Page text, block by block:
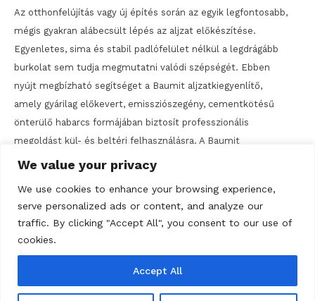
We value your privacy
We use cookies to enhance your browsing experience,
serve personalized ads or content, and analyze our
traffic. By clicking "Accept All", you consent to our use of
cookies.
Accept All
Az otthonfelújítás vagy új építés során az egyik legfontosabb,
mégis gyakran alábecsült lépés az aljzat előkészítése.
Egyenletes, sima és stabil padlófelület nélkül a legdrágább
burkolat sem tudja megmutatni valódi szépségét. Ebben
nyújt megbízható segítséget a Baumit aljzatkiegyenlítő,
amely gyárilag előkevert, emissziószegény, cementkötésű
önterülő habarcs formájában biztosít professzionális
megoldást kül- és beltéri felhasználásra. A Baumit
aljzatkiegyenlítő […]
Tagged aljzat , aljzatkiegyenlítő , baumit
Discover
Bejegyzések
3